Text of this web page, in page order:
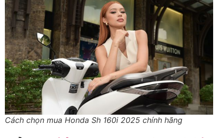
Cách chọn mua Honda Sh 160i 2025 chính hãng